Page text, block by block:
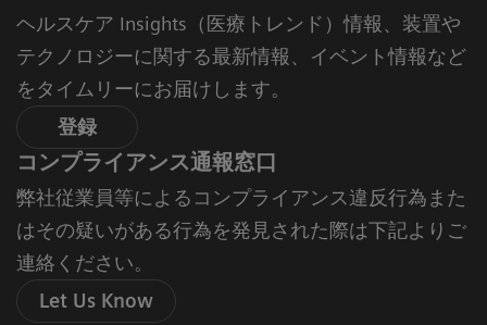
ヘルスケア Insights（医療トレンド）情報、装置や
テクノロジーに関する最新情報、イベント情報など
をタイムリーにお届けします。
登録
コンプライアンス通報窓口
弊社従業員等によるコンプライアンス違反行為また
はその疑いがある行為を発見された際は下記よりご
連絡ください。
Let Us Know